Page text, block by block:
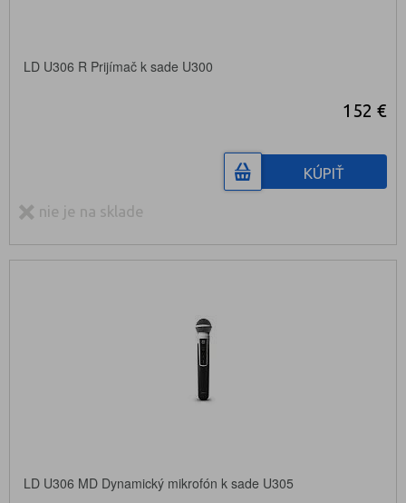
LD U306 R Prijímač k sade U300
152 €
KÚPIŤ
nie je na sklade
LD U306 MD Dynamický mikrofón k sade U305